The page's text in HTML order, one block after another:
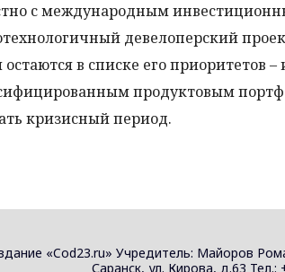
с международным
девелоперский
в списке его приоритетов
продуктовым
кризисный период.
«Cod23.ru» Учредитель: Майоров
Саранск, ул. Кирова, д.63